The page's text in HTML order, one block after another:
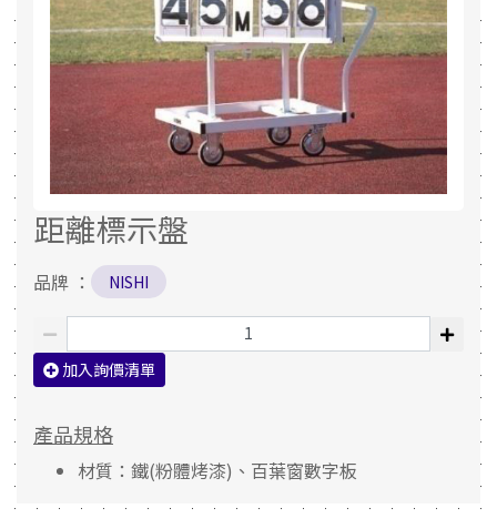
距離標示盤
品牌 ： NISHI
加入詢價清單
產品規格
材質：鐵(粉體烤漆)、百葉窗數字板